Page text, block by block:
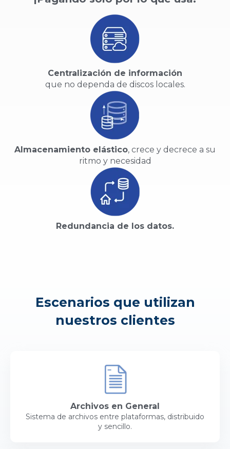
Centralización de información
que no dependa de discos locales.
Almacenamiento elástico, crece y decrece a su
ritmo y necesidad
Redundancia de los datos.
Escenarios que utilizan
nuestros clientes
Archivos en General
Sistema de archivos entre plataformas, distribuido
y sencillo.